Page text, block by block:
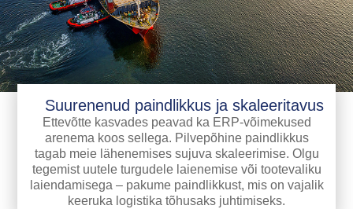
Suurenenud paindlikkus ja skaleeritavus
Ettevõtte kasvades peavad ka ERP-võimekused
arenema koos sellega. Pilvepõhine paindlikkus
tagab meie lähenemises sujuva skaleerimise. Olgu
tegemist uutele turgudele laienemise või tootevaliku
laiendamisega – pakume paindlikkust, mis on vajalik
keeruka logistika tõhusaks juhtimiseks.